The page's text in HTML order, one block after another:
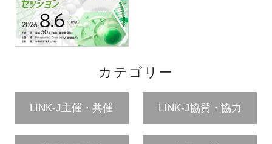
カテゴリー
LINK-J主催・共催 LINK-J協賛・協力